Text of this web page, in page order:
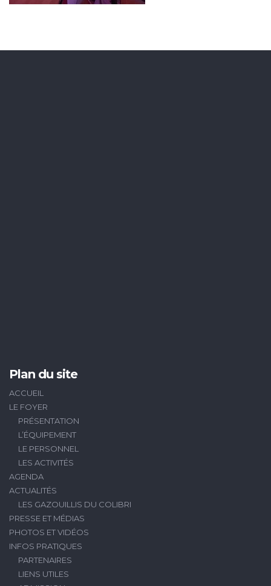
Plan du site
ACCUEIL
LE FOYER
PRÉSENTATION
L’ÉQUIPEMENT
LE PERSONNEL
LES ACTIVITÉS
AGENDA
ACTUALITÉS
LES GAZOUILLIS DU COLIBRI
PRESSE ET MÉDIAS
PHOTOS ET VIDÉOS
INFOS PRATIQUES
PARTENAIRES
LIENS UTILES